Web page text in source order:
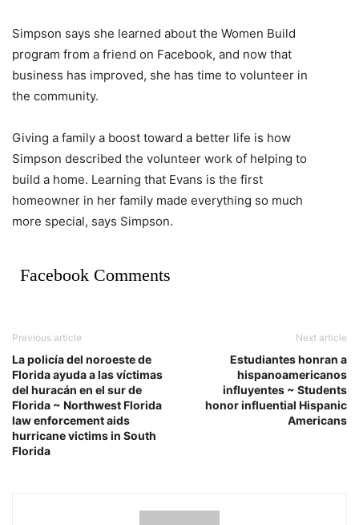
Simpson says she learned about the Women Build
program from a friend on Facebook, and now that
business has improved, she has time to volunteer in
the community.
Giving a family a boost toward a better life is how
Simpson described the volunteer work of helping to
build a home. Learning that Evans is the first
homeowner in her family made everything so much
more special, says Simpson.
Facebook Comments
Previous article
La policía del noroeste de
Florida ayuda a las víctimas
del huracán en el sur de
Florida ~ Northwest Florida
law enforcement aids
hurricane victims in South
Florida
Next article
Estudiantes honran a
hispanoamericanos
influyentes ~ Students
honor influential Hispanic
Americans